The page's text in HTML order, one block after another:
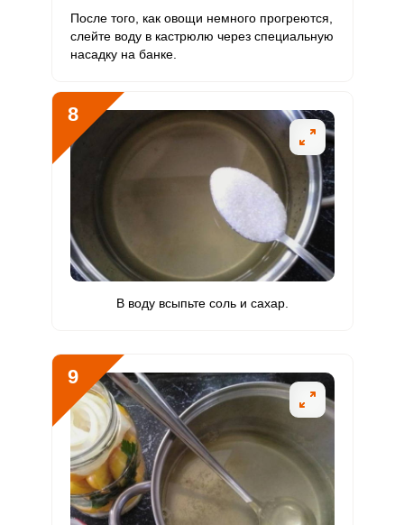
После того, как овощи немного прогреются,
слейте воду в кастрюлю через специальную
насадку на банке.
8
В воду всыпьте соль и сахар.
9